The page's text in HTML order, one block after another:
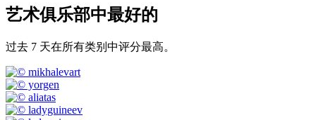
艺术俱乐部中最好的
过去 7 天在所有类别中评分最高。